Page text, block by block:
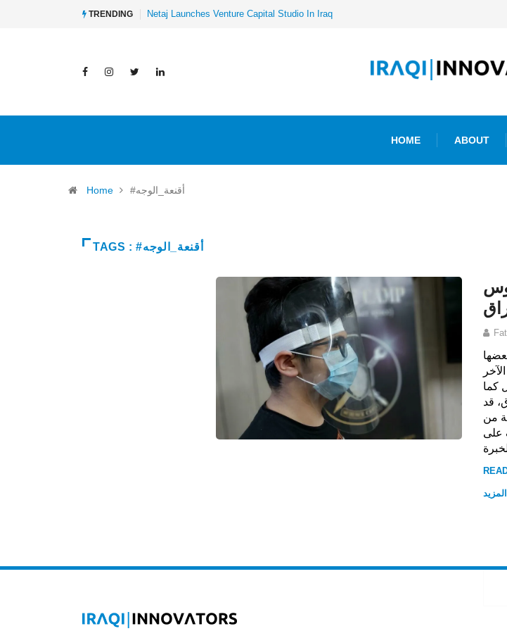
TRENDING Netaj Launches Venture Capital Studio In Iraq
HOME ABOUT
Home #أقنعة_الوجه
TAGS : #أقنعة_الوجه
كما
قد
من
على